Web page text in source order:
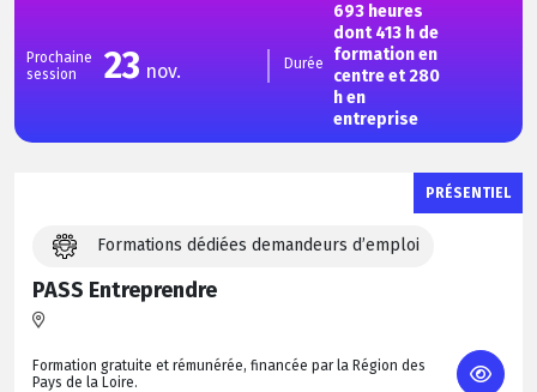
Prochaine
session
23 nov. Durée
693 heures
dont 413 h de
formation en
centre et 280
h en
entreprise
PRÉSENTIEL
Formations dédiées demandeurs d’emploi
PASS Entreprendre
Formation gratuite et rémunérée, financée par la Région des
Pays de la Loire.